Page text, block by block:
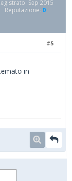
Sep 2015
Reputazione: 0
#5
in